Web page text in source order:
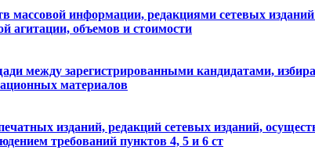
информации, редакциями сетевых изданий
агитации, объемов и стоимости
между зарегистрированными кандидатами,
материалов
изданий, редакций сетевых изданий,
требований пунктов 4, 5 и 6 ст